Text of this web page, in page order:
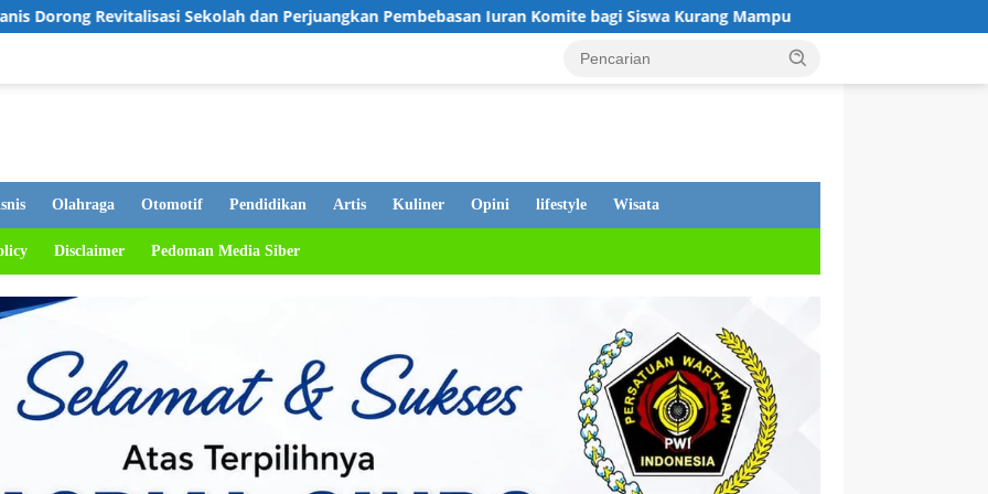
dan Perjuangkan Pembebasan Iuran Komite bagi Siswa Kurang Mampu Tanggapan Dewan Andi Putra, Tentang
Olahraga Otomotif Pendidikan Artis Kuliner Opini lifestyle Wisata
Disclaimer Pedoman Media Siber